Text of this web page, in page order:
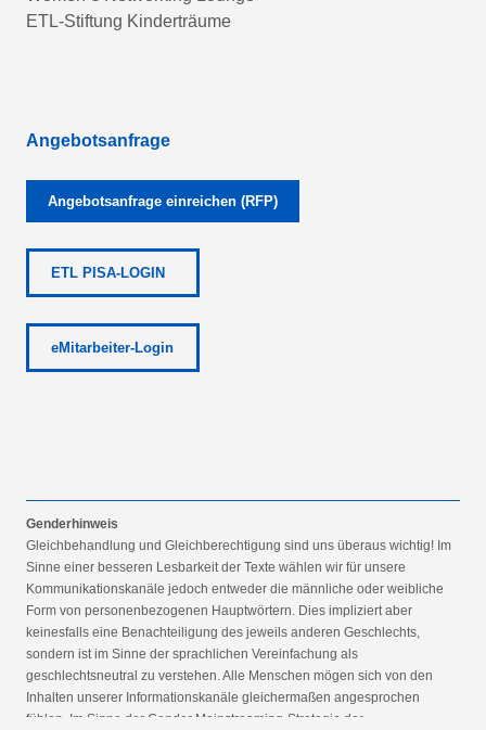
ETL-Stiftung Kinderträume
Angebotsanfrage
Angebotsanfrage einreichen (RFP)
ETL PISA-LOGIN
eMitarbeiter-Login
Genderhinweis
Gleichbehandlung und Gleichberechtigung sind uns überaus wichtig! Im
Sinne einer besseren Lesbarkeit der Texte wählen wir für unsere
Kommunikationskanäle jedoch entweder die männliche oder weibliche
Form von personenbezogenen Hauptwörtern. Dies impliziert aber
keinesfalls eine Benachteiligung des jeweils anderen Geschlechts,
sondern ist im Sinne der sprachlichen Vereinfachung als
geschlechtsneutral zu verstehen. Alle Menschen mögen sich von den
Inhalten unserer Informationskanäle gleichermaßen angesprochen
fühlen. Im Sinne der Gender Mainstreaming-Strategie der